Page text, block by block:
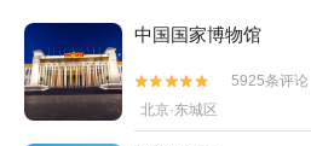
中国国家博物馆


5925条评论
北京·东城区